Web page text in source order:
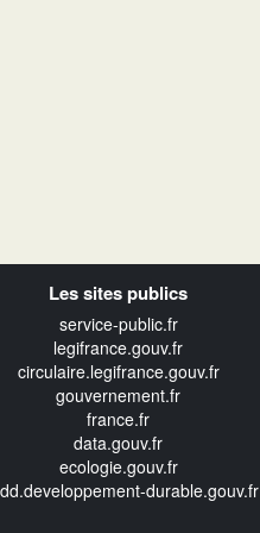
Les sites publics
service-public.fr
legifrance.gouv.fr
circulaire.legifrance.gouv.fr
gouvernement.fr
france.fr
data.gouv.fr
ecologie.gouv.fr
durable.gouv.fr